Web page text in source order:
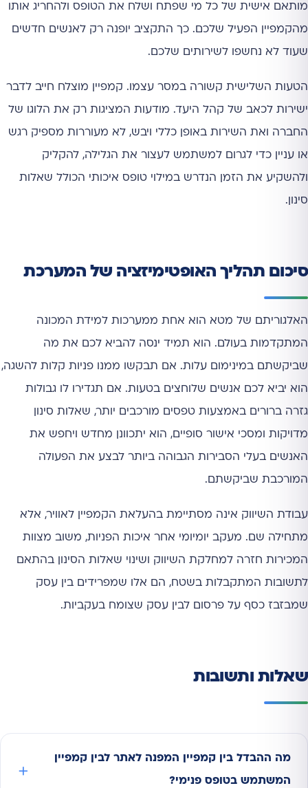
מותאם אישית של כל מי שפתח ושלח את הטופס ולהחריג אותו
מהקמפיין הפעיל שלכם. כך התקציב יופנה רק לאנשים חדשים
שעוד לא נחשפו לשירותים שלכם.
הטעות השלישית קשורה במסר עצמו. קמפיין מוצלח חייב לדבר
ישירות לכאב של קהל היעד. מודעות המציגות רק את הלוגו של
החברה ואת השירות באופן כללי ויבש, לא מעוררות מספיק רגש
או עניין כדי לגרום למשתמש לעצור את הגלילה, להקליק
ולהשקיע את הזמן הנדרש במילוי טופס איכותי הכולל שאלות
סינון.
סיכום תהליך האופטימיזציה של המערכת
האלגוריתם של מטא הוא אחת ממערכות למידת המכונה
המתקדמות בעולם. הוא תמיד ינסה להביא לכם את מה
שביקשתם במינימום עלות. אם תבקשו ממנו פניות קלות להשגה,
הוא יביא לכם אנשים שלוחצים בטעות. אם תגדירו לו גבולות
גזרה ברורים באמצעות טפסים מורכבים יותר, שאלות סינון
מדויקות ומסכי אישור סופיים, הוא יתכוונן מחדש ויחפש את
האנשים בעלי הסבירות הגבוהה ביותר לבצע את הפעולה
המורכבת שביקשתם.
עבודת השיווק אינה מסתיימת בהעלאת הקמפיין לאוויר, אלא
מתחילה שם. מעקב יומיומי אחר איכות הפניות, משוב מצוות
המכירות חזרה למחלקת השיווק ושינוי שאלות הסינון בהתאם
לתשובות המתקבלות בשטח, הם אלו שמפרידים בין עסק
שמבזבז כסף על פרסום לבין עסק שצומח בעקביות.
שאלות ותשובות
מה ההבדל בין קמפיין המפנה לאתר לבין קמפיין
המשתמש בטופס פנימי?